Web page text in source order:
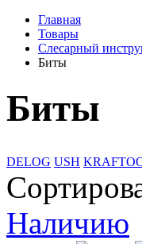
Главная
Товары
Слесарный
Биты
Биты
DELOG USH
Наличию